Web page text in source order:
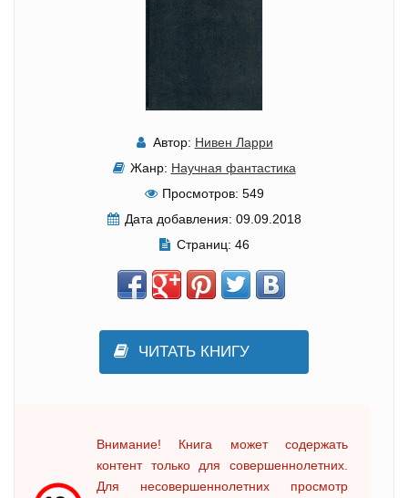
Автор: Нивен Ларри
Жанр: Научная фантастика
Просмотров: 549
Дата добавления: 09.09.2018
Страниц: 46
ЧИТАТЬ КНИГУ
Внимание! Книга может содержать
контент только для совершеннолетних.
Для несовершеннолетних просмотр